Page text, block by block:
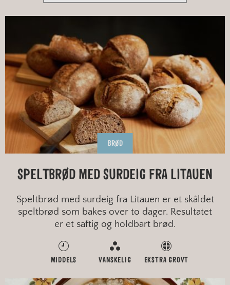
EKSTRA GROVT
FINT
GROVT
HALVGROVT
KATEGORI
MÅLTID
TYPE BAKST
Bygg
Emmer
Havre
Hvete
Rug
BRØD
SPELTBRØD MED SURDEIG FRA LITAUEN
Speltbrød med surdeig fra Litauen er et skåldet
speltbrød som bakes over to dager. Resultatet
er et saftig og holdbart brød.
MIDDELS VANSKELIG EKSTRA GROVT